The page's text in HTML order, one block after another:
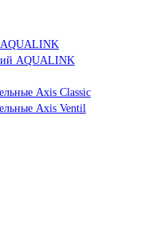
AQUALINK
AQUALINK
Axis Classic
Axis Ventil